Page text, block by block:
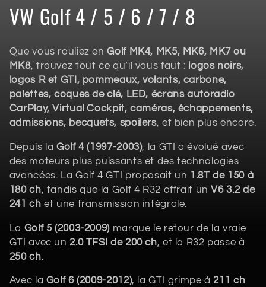
C
o
l
l
e
c
t
i
o
n
:
VW Golf 4 / 5 / 6 / 7 / 8
Que vous rouliez enGolf MK4, MK5, MK6, MK7 ou
MK8, trouvez tout ce qu’il vous faut : logos noirs,
logos R et GTI, pommeaux, volants, carbone,
palettes, coques de clé, LED, écrans autoradio
CarPlay, Virtual Cockpit, caméras, échappements,
admissions, becquets, spoilers, et bien plus encore.
Depuis laGolf 4 (1997-2003), la GTI a évolué avec
des moteurs plus puissants et des technologies
avancées. La Golf 4 GTI proposait un 1.8T de 150 à
180 ch, tandis que la Golf 4 R32 offrait unV6 3.2 de
241 ch et une transmission intégrale.
La Golf 5 (2003-2009)marque le retour de la vraie
GTI avec un2.0 TFSI de 200 ch, et la R32 passe à
250 ch.
Avec la Golf 6 (2009-2012), la GTI grimpe à211 ch